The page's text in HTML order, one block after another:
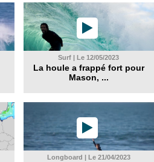
Surf | Le 12/05/2023
La houle a frappé fort pour
Mason, ...
Longboard | Le 21/04/2023